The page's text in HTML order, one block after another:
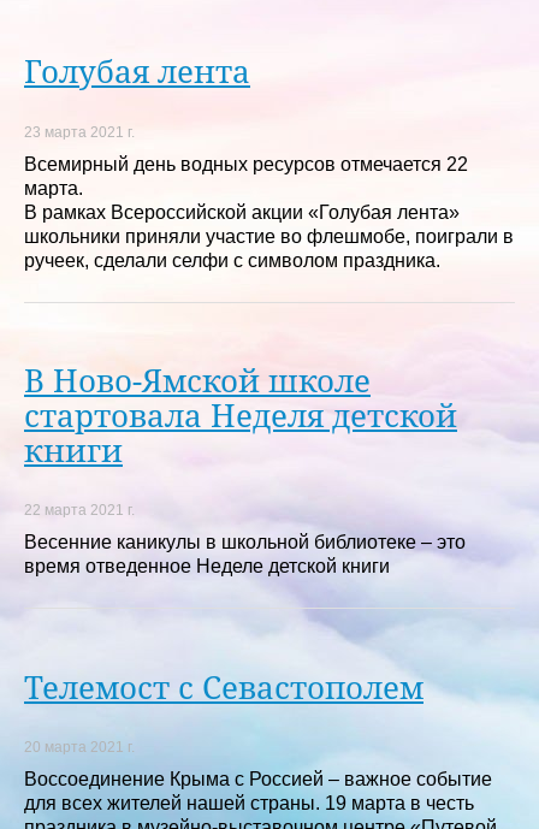
Голубая лента
23 марта 2021 г.
Всемирный день водных ресурсов отмечается 22
марта.
В рамках Всероссийской акции «Голубая лента»
школьники приняли участие во флешмобе, поиграли в
ручеек, сделали селфи с символом праздника.
В Ново-Ямской школе
стартовала Неделя детской
книги
22 марта 2021 г.
Весенние каникулы в школьной библиотеке – это
время отведенное Неделе детской книги
Телемост с Севастополем
20 марта 2021 г.
Воссоединение Крыма с Россией – важное событие
для всех жителей нашей страны. 19 марта в честь